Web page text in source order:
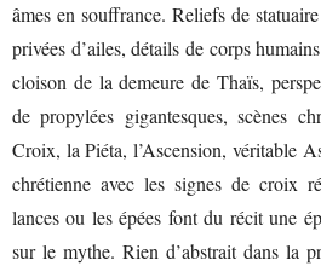
âmes en souffrance. Reliefs de
privées d’ailes, détails de corps
cloison de la demeure de Thaïs,
de propylées gigantesques, scènes
Croix, la Piéta, l’Ascension, véritable
chrétienne avec les signes de croix
lances ou les épées font du récit une
sur le mythe. Rien d’abstrait dans la